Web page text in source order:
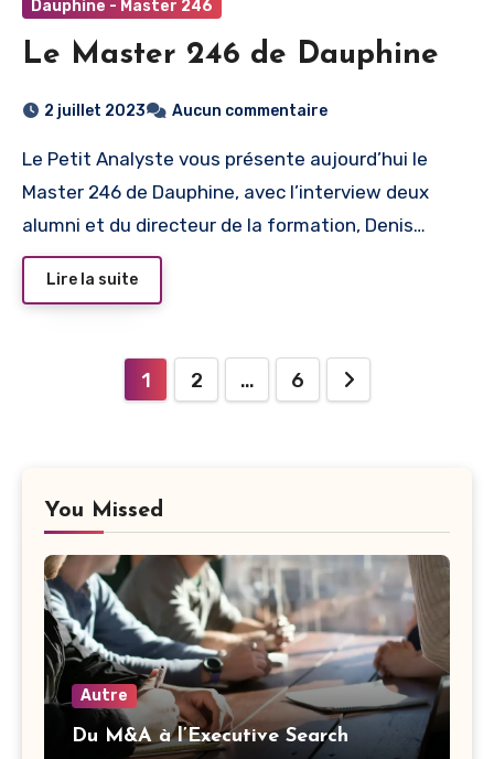
Dauphine - Master 246
Le Master 246 de Dauphine
2 juillet 2023 Aucun commentaire
Le Petit Analyste vous présente aujourd’hui le
Master 246 de Dauphine, avec l’interview deux
alumni et du directeur de la formation, Denis…
Lire la suite
Pagination
1 2 … 6
You Missed
Autre
Du M&A à l’Executive Search